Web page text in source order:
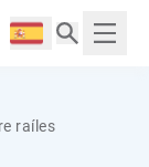
Langue :
raíles